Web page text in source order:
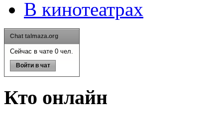
В кинотеатрах
Chat talmaza.org
Сейчас в чате 0 чел.
Войти в чат
Кто онлайн